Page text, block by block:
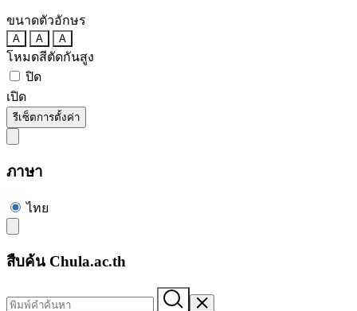
ขนาดตัวอักษร
A A A
โหมดสีตัดกันสูง
ปิด
เปิด
รีเซ็ตการตั้งค่า
ภาษา
ไทย
สืบค้น Chula.ac.th